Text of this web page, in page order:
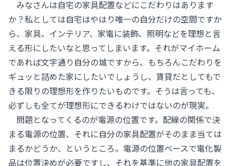
みなさんは自宅の家具配置などにこだわりはあります
か？私としては自宅はやはり唯一の自分だけの空間ですか
ら、家具、インテリア、家電に装飾、照明などを理想と言
える形にしたいなと思ってしまいます。それがマイホーム
であれば文字通り自分の城ですから、もちろんこだわりを
ギュッと詰めた家にしたいでしょうし、賃貸だとしてもで
きる限りの理想形を作りたいものです。そうは言っても、
必ずしも全てが理想形にできるわけではないのが現実。
問題となってくるのが電源の位置です。配線の関係で決
まる電源の位置、それに自分の家具配置がそのまま当ては
まるかどうか、というところ。電源の位置ベースで電化製
品は位置決めが必要ですし、それを基準に他の家具配置を